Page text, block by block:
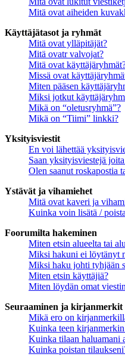
Mitä ovat aiheiden
Käyttäjätasot ja ryhmät
Mitä ovat ylläpitäjät?
Mitä ovatr valvojat?
Mitä ovat
Missä ovat
Miten pääsen
Miksi jotkut
Mikä on “oletusryhmä”?
Mikä on “Tiimi” linkki?
Yksityisviestit
En voi lähettää
Saan yksityisviestejä
Olen saanut roskapostia
Ystävät ja vihamiehet
Mitä ovat kaveri ja
Kuinka voin lisätä /
Foorumilta hakeminen
Miten etsin alueelta tai
Miksi hakuni ei löytänyt
Miksi haku johti tyhjään
Miten etsin käyttäjiä?
Miten löydän omat
Seuraaminen ja kirjanmerkit
Mikä ero on
Kuinka teen kirjanmerkin
Kuinka tilaan haluamani
Kuinka poistan